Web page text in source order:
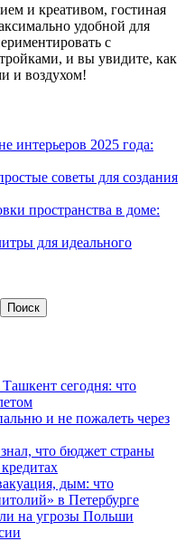
и креативом, гостиная
удобной для
с
и вы увидите, как
и воздухом!
интерьеров 2025 года:
советы для создания
пространства в доме:
для идеального
Поиск
сегодня: что
и не пожалеть через
что бюджет страны
дым: что
в Петербурге
на угрозы Польши